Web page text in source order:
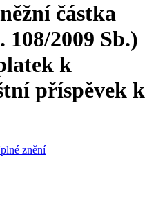
částka
108/2009 Sb.)
k
příspěvek k
znění